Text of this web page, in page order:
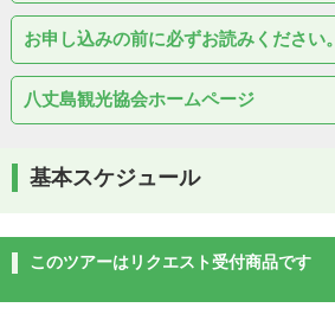
お申し込みの前に必ずお読みください。
八丈島観光協会ホームページ
基本スケジュール
このツアーはリクエスト受付商品です